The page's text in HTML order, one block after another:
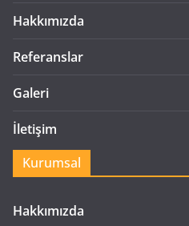
Hakkımızda
Referanslar
Galeri
İletişim
Kurumsal
Hakkımızda